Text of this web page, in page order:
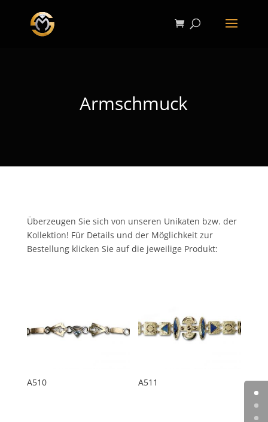
Armschmuck
Überzeugen Sie sich von unseren Unikaten bzw. der
Kollektion! Für Details und der Möglichkeit zur
Bestellung klicken Sie auf die jeweilige Produkt:
A510 A511